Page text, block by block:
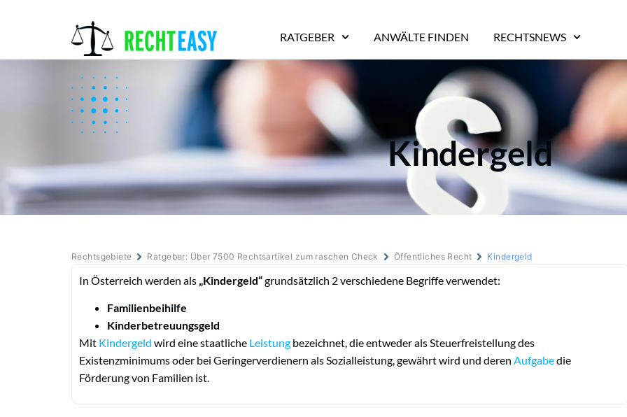
RATGEBER ANWÄLTE FINDEN RECHTSNEWS
Kindergeld
Rechtsgebiete Ratgeber: Über 7500 Rechtsartikel zum raschen Check Öffentliches Recht Kindergeld
In Österreich werden als „Kindergeld“grundsätzlich 2 verschiedene Begriffe verwendet:
Familienbeihilfe
Kinderbetreuungsgeld
Mit Kindergeld wird eine staatliche Leistung bezeichnet, die entweder als Steuerfreistellung des
Existenzminimums oder bei Geringerverdienern als Sozialleistung, gewährt wird und deren Aufgabedie
Förderung von Familien ist.
Alle Anwälte